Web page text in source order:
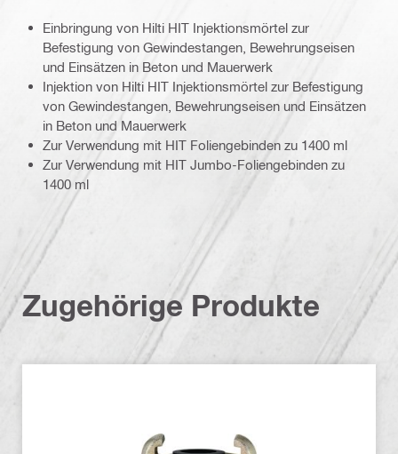
Einbringung von Hilti HIT Injektionsmörtel zur
Befestigung von Gewindestangen, Bewehrungseisen
und Einsätzen in Beton und Mauerwerk
Injektion von Hilti HIT Injektionsmörtel zur Befestigung
von Gewindestangen, Bewehrungseisen und Einsätzen
in Beton und Mauerwerk
Zur Verwendung mit HIT Foliengebinden zu 1400 ml
Zur Verwendung mit HIT Jumbo-Foliengebinden zu
1400 ml
Zugehörige Produkte